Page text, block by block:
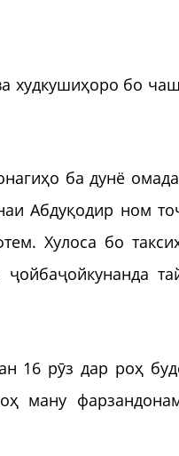
худкушиҳоро бо
ба дунё
Абдуқодир ном
Хулоса бо
16 рӯз дар роҳ
ману